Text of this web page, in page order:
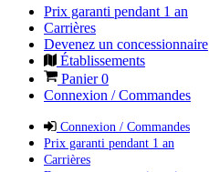
Prix garanti pendant 1 an
Carrières
Devenez un concessionnaire
Établissements
Panier0
Connexion / Commandes
Connexion / Commandes
Prix garanti pendant 1 an
Carrières